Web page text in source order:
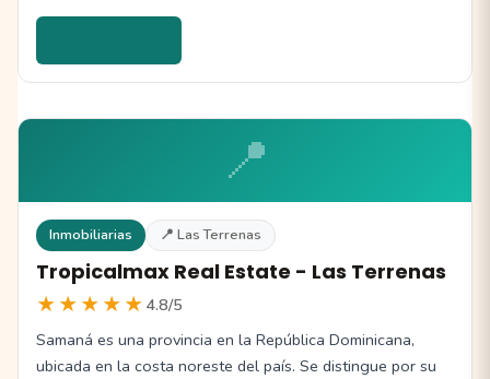
📍
Inmobiliarias 📍 Las Terrenas
Tropicalmax Real Estate - Las Terrenas
★★★★★ 4.8/5
Samaná es una provincia en la República Dominicana,
ubicada en la costa noreste del país. Se distingue por su